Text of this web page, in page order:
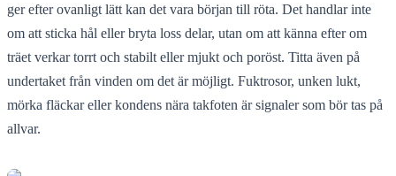
ger efter ovanligt lätt kan det vara början till röta. Det handlar inte
om att sticka hål eller bryta loss delar, utan om att känna efter om
träet verkar torrt och stabilt eller mjukt och poröst. Titta även på
undertaket från vinden om det är möjligt. Fuktrosor, unken lukt,
mörka fläckar eller kondens nära takfoten är signaler som bör tas på
allvar.